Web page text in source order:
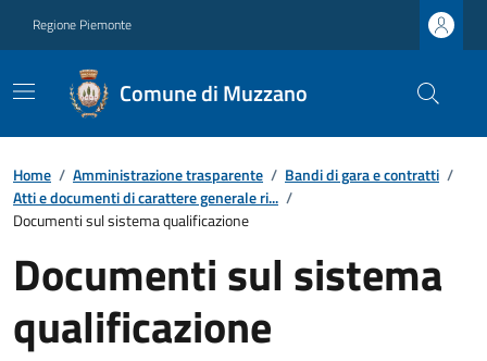
Regione Piemonte
Comune di Muzzano
Home / Amministrazione trasparente / Bandi di gara e contratti /
Atti e documenti di carattere generale ri... /
Documenti sul sistema qualificazione
Documenti sul sistema
qualificazione